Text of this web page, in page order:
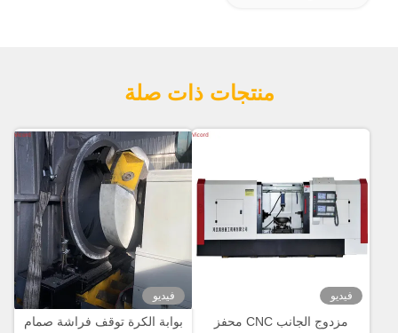
منتجات ذات صلة
مزدوج الجانب CNC محفز
بوابة الكرة توقف فراشة صمام